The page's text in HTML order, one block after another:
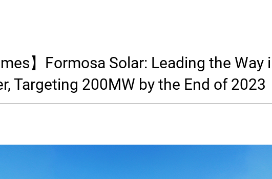
】Formosa Solar: Leading the Way
Targeting 200MW by the End of 2023